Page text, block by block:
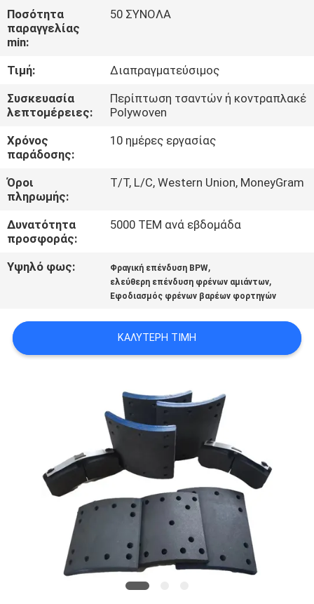
ΜΑΣ
ΣΕ
ΕΠΑΦΉ
ΈΝΑ
ΑΠΌΣΠΑΣΜΑ
SITEMAP
POLICY
Ποσότητα
παραγγελίας
min:
50 ΣΥΝΟΛΑ
Τιμή:
Διαπραγματεύσιμος
Συσκευασία
λεπτομέρειες:
Περίπτωση τσαντών ή κοντραπλακέ
Polywoven
Χρόνος
παράδοσης:
10 ημέρες εργασίας
Όροι
πληρωμής:
T/T, L/C, Western Union, MoneyGram
Δυνατότητα
προσφοράς:
5000 ΤΕΜ ανά εβδομάδα
Υψηλό φως: Φραγική επένδυση BPW,
ελεύθερη επένδυση φρένων αμιάντων,
Εφοδιασμός φρένων βαρέων φορτηγών
ΚΑΛΎΤΕΡΗ ΤΙΜΉ